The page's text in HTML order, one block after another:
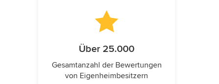
Über 25.000
Gesamtanzahl der Bewertungen
von Eigenheimbesitzern